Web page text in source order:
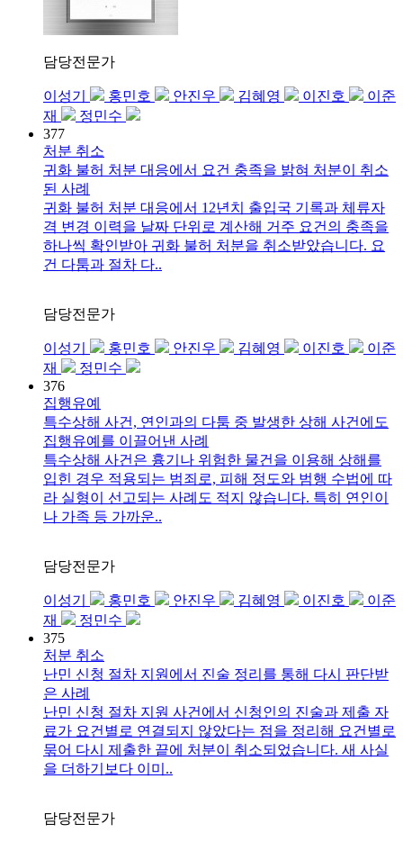
담당전문가
이성기 홍민호 안진우 김혜영 이진호
이준
재
정민수
377
처분 취소
귀화 불허 처분 대응에서 요건 충족을 밝혀 처분이 취소
된 사례
귀화 불허 처분 대응에서 12년치 출입국 기록과 체류자
격 변경 이력을 날짜 단위로 계산해 거주 요건의 충족을
하나씩 확인받아 귀화 불허 처분을 취소받았습니다. 요
건 다툼과 절차 다..
담당전문가
이성기 홍민호 안진우 김혜영 이진호
이준
재
정민수
376
집행유예
특수상해 사건, 연인과의 다툼 중 발생한 상해 사건에도
집행유예를 이끌어낸 사례
특수상해 사건은 흉기나 위험한 물건을 이용해 상해를
입힌 경우 적용되는 범죄로, 피해 정도와 범행 수법에 따
라 실형이 선고되는 사례도 적지 않습니다. 특히 연인이
나 가족 등 가까운..
담당전문가
이성기 홍민호 안진우 김혜영 이진호
이준
재
정민수
375
처분 취소
난민 신청 절차 지원에서 진술 정리를 통해 다시 판단받
은 사례
난민 신청 절차 지원 사건에서 신청인의 진술과 제출 자
료가 요건별로 연결되지 않았다는 점을 정리해 요건별로
묶어 다시 제출한 끝에 처분이 취소되었습니다. 새 사실
을 더하기보다 이미..
담당전문가